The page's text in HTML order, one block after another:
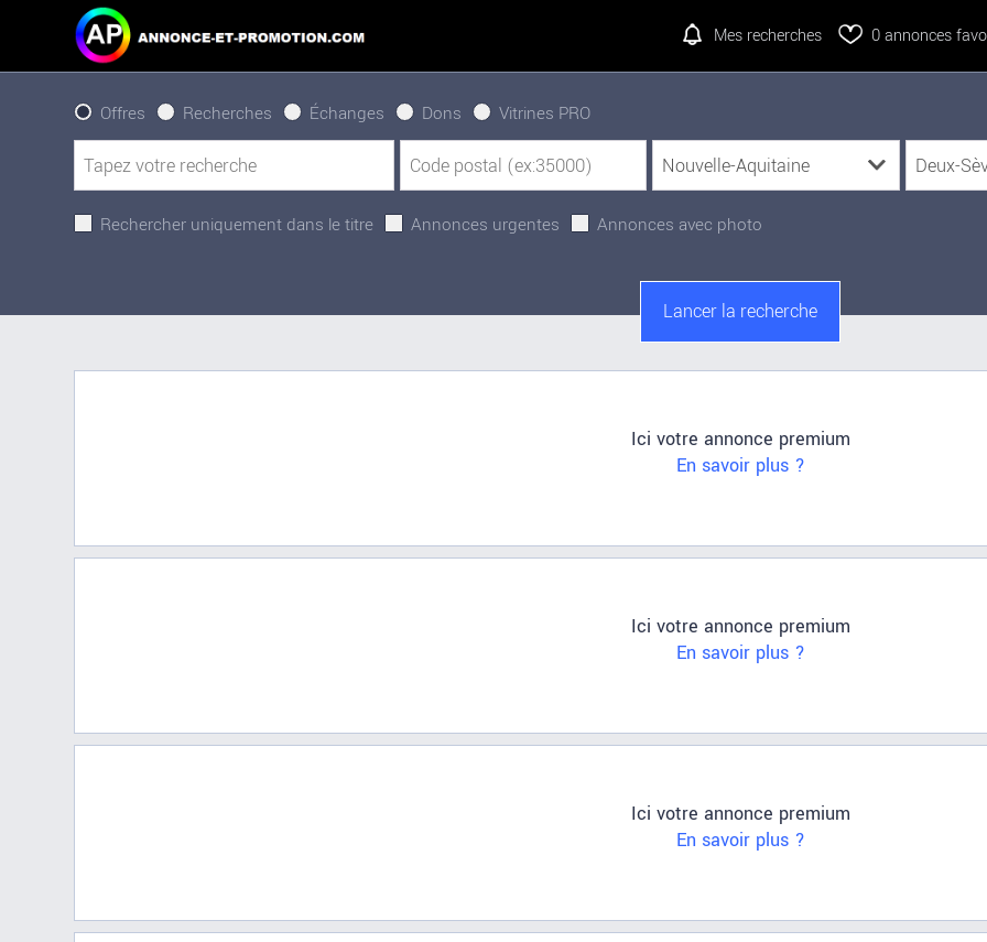
Mes recherches 0annonces
Offres Recherches Échanges Dons Vitrines PRO
Rechercher uniquement dans le titre Annonces urgentes Annonces avec photo
Ici votre annonce premium
En savoir plus ?
Ici votre annonce premium
En savoir plus ?
Ici votre annonce premium
En savoir plus ?